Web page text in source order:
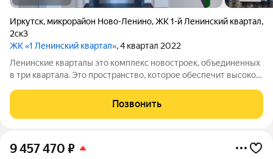
Иркутск, микрорайон Ново-Ленино,ЖК 1-й Ленинский квартал,
2ск3
ЖК «1 Ленинский квартал», 4 квартал 2022
Ленинские кварталы это комплекс новостроек, объединенных
в три квартала. Это пространство, которое обеспечит высокое
уделено функциональности, комфорту и безопасности. Над
проектом трудились
Позвонить
9 457 470 ₽